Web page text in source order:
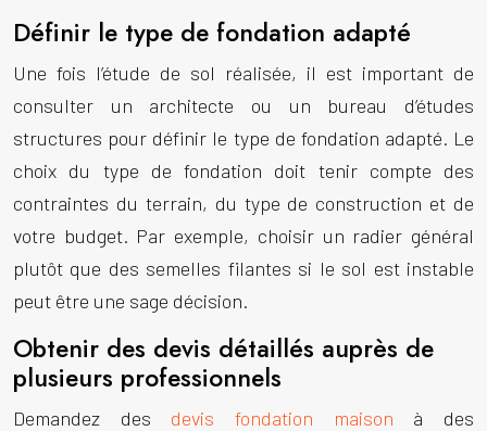
Définir le type de fondation adapté
Une fois l’étude de sol réalisée, il est important de
consulter un architecte ou un bureau d’études
structures pour définir le type de fondation adapté. Le
choix du type de fondation doit tenir compte des
contraintes du terrain, du type de construction et de
votre budget. Par exemple, choisir un radier général
plutôt que des semelles filantes si le sol est instable
peut être une sage décision.
Obtenir des devis détaillés auprès de
plusieurs professionnels
Demandez des devis fondation maison à des